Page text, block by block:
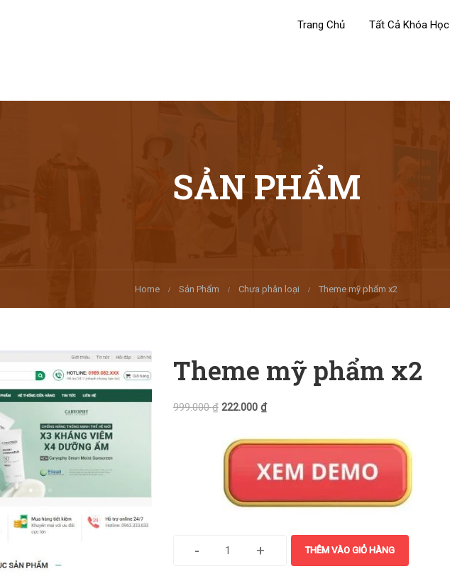
Trang Chủ Tất Cả Khóa Học
SẢN PHẨM
Home Sản Phẩm Chưa phân loại Theme mỹ phẩm x2
Theme mỹ phẩm x2
999.000₫ 222.000 ₫
- + THÊM VÀO GIỎ HÀNG